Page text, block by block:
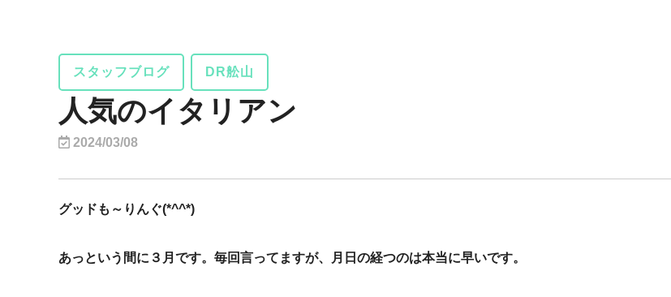
スタッフブログ DR舩山
人気のイタリアン
2024/03/08
グッドも～りんぐ(*^^*)
あっという間に３月です。毎回言ってますが、月日の経つのは本当に早いです。